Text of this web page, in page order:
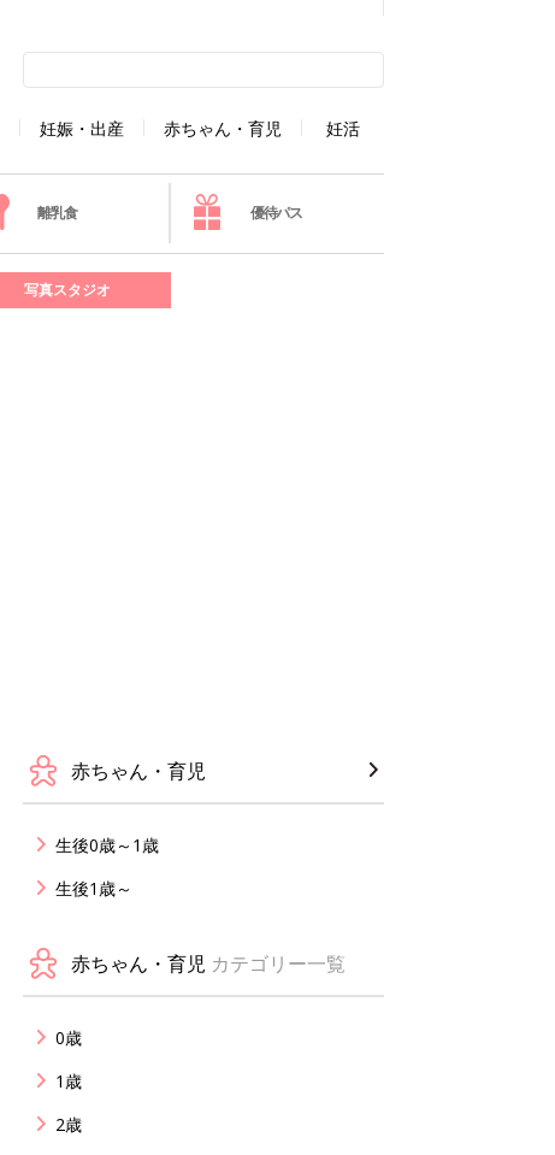
妊娠・出産 赤ちゃん・育児 妊活
離乳食 優待パス
写真スタジオ
赤ちゃん・育児
生後0歳～1歳
生後1歳～
赤ちゃん・育児 カテゴリー一覧
0歳
1歳
2歳